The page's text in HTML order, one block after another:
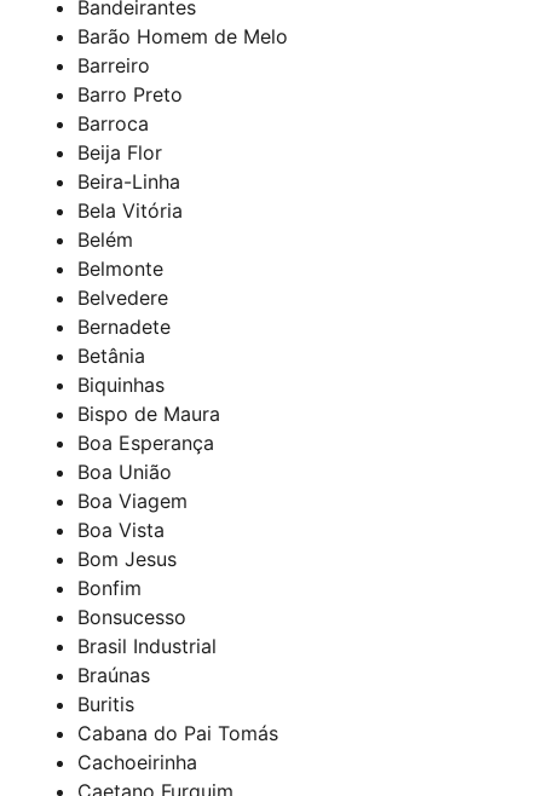
Bandeirantes
Barão Homem de Melo
Barreiro
Barro Preto
Barroca
Beija Flor
Beira-Linha
Bela Vitória
Belém
Belmonte
Belvedere
Bernadete
Betânia
Biquinhas
Bispo de Maura
Boa Esperança
Boa União
Boa Viagem
Boa Vista
Bom Jesus
Bonfim
Bonsucesso
Brasil Industrial
Braúnas
Buritis
Cabana do Pai Tomás
Cachoeirinha
Caetano Furquim